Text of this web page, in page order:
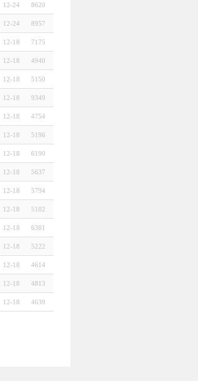
12-24 8620
12-24 8957
12-18 7175
12-18 4940
12-18 5150
12-18 9349
12-18 4754
12-18 5196
12-18 6190
12-18 5637
12-18 5794
12-18 5102
12-18 6381
12-18 5222
12-18 4614
12-18 4813
12-18 4639